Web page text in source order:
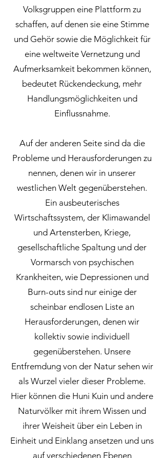
Volksgruppen eine Plattform zu
schaffen, auf denen sie eine Stimme
und Gehör sowie die Möglichkeit für
eine weltweite Vernetzung und
Aufmerksamkeit bekommen können,
bedeutet Rückendeckung, mehr
Handlungsmöglichkeiten und
Einflussnahme.
Auf der anderen Seite sind da die
Probleme und Herausforderungen zu
nennen, denen wir in unserer
westlichen Welt gegenüberstehen.
Ein ausbeuterisches
Wirtschaftssystem, der Klimawandel
und Artensterben, Kriege,
gesellschaftliche Spaltung und der
Vormarsch von psychischen
Krankheiten, wie Depressionen und
Burn-outs sind nur einige der
scheinbar endlosen Liste an
Herausforderungen, denen wir
kollektiv sowie individuell
gegenüberstehen. Unsere
Entfremdung von der Natur sehen wir
als Wurzel vieler dieser Probleme.
Hier können die Huni Kuin und andere
Naturvölker mit ihrem Wissen und
ihrer Weisheit über ein Leben in
Einheit und Einklang ansetzen und uns
auf verschiedenen Ebenen